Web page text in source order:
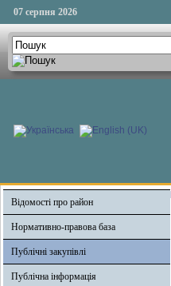
07 серпня 2026
Відомості про район
Нормативно-правова база
Публічні закупівлі
Публічна інформація